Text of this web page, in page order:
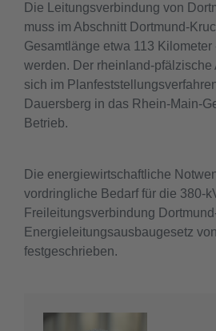
Die Leitungsverbindung von
muss im Abschnitt Dortmund-
Gesamtlänge etwa 113 Kilometer
werden. Der rheinland-pfälzische
sich im
Dauersberg in das Rhein-Main-
Betrieb.
Die energiewirtschaftliche
vordringliche Bedarf für die 380-
Freileitungsverbindung
Energieleitungsausbaugesetz
festgeschrieben.